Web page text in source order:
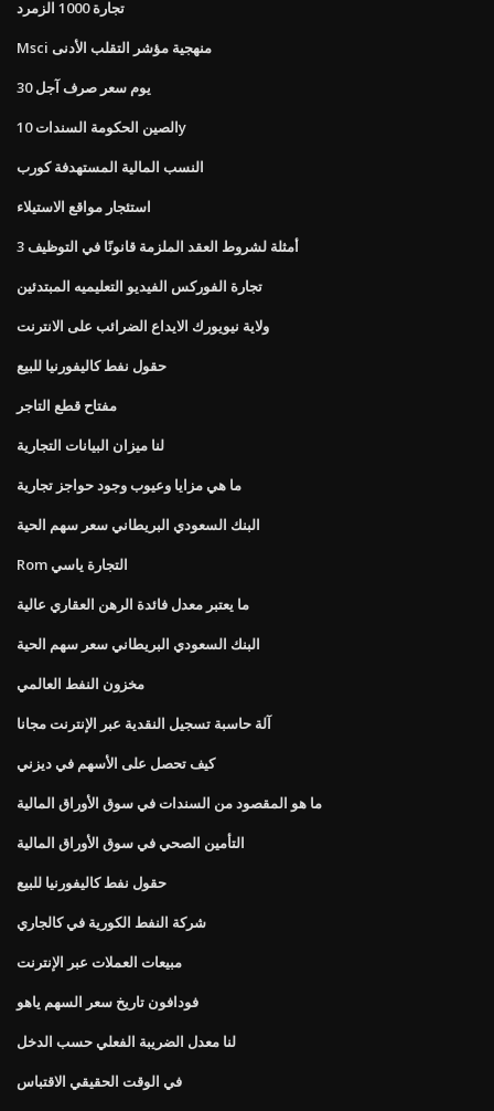
تجارة 1000 الزمرد
Msci منهجية مؤشر التقلب الأدنى
30 يوم سعر صرف آجل
الصين الحكومة السندات 10y
النسب المالية المستهدفة كورب
استئجار مواقع الاستيلاء
3 أمثلة لشروط العقد الملزمة قانونًا في التوظيف
تجارة الفوركس الفيديو التعليميه المبتدئين
ولاية نيويورك الايداع الضرائب على الانترنت
حقول نفط كاليفورنيا للبيع
مفتاح قطع التاجر
لنا ميزان البيانات التجارية
ما هي مزايا وعيوب وجود حواجز تجارية
البنك السعودي البريطاني سعر سهم الحية
Rom التجارة ياسي
ما يعتبر معدل فائدة الرهن العقاري عالية
البنك السعودي البريطاني سعر سهم الحية
مخزون النفط العالمي
آلة حاسبة تسجيل النقدية عبر الإنترنت مجانا
كيف تحصل على الأسهم في ديزني
ما هو المقصود من السندات في سوق الأوراق المالية
التأمين الصحي في سوق الأوراق المالية
حقول نفط كاليفورنيا للبيع
شركة النفط الكورية في كالجاري
مبيعات العملات عبر الإنترنت
فودافون تاريخ سعر السهم ياهو
لنا معدل الضريبة الفعلي حسب الدخل
في الوقت الحقيقي الاقتباس